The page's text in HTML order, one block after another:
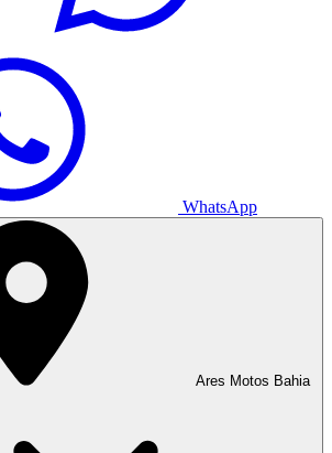
WhatsApp
Ares Motos Bahia